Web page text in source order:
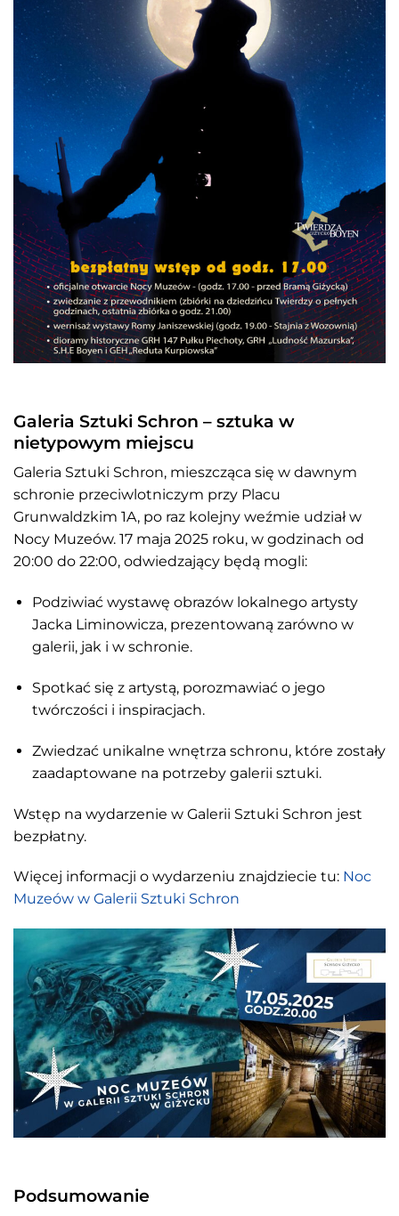
Galeria Sztuki Schron – sztuka w
nietypowym miejscu
Galeria Sztuki Schron, mieszcząca się w dawnym
schronie przeciwlotniczym przy Placu
Grunwaldzkim 1A, po raz kolejny weźmie udział w
Nocy Muzeów. 17 maja 2025 roku, w godzinach od
20:00 do 22:00, odwiedzający będą mogli:
Podziwiać wystawę obrazów lokalnego artysty
Jacka Liminowicza, prezentowaną zarówno w
galerii, jak i w schronie.
Spotkać się z artystą, porozmawiać o jego
twórczości i inspiracjach.
Zwiedzać unikalne wnętrza schronu, które zostały
zaadaptowane na potrzeby galerii sztuki.
Wstęp na wydarzenie w Galerii Sztuki Schron jest
bezpłatny.
Więcej informacji o wydarzeniu znajdziecie tu: Noc
Muzeów w Galerii Sztuki Schron
Podsumowanie